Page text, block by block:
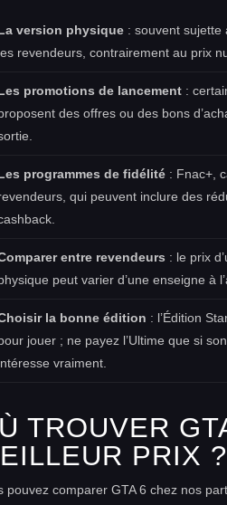
version physique : souvent sujette
revendeurs, contrairement au prix
promotions de lancement :
des offres ou des bons
programmes de fidélité : Fnac+,
qui peuvent inclure des
entre revendeurs : le prix
peut varier d’une enseigne à
la bonne édition : l’Édition
jouer ; ne payez l’Ultime que si
vraiment.
TROUVER
PRIX ?
pouvez comparer GTA 6 chez nos